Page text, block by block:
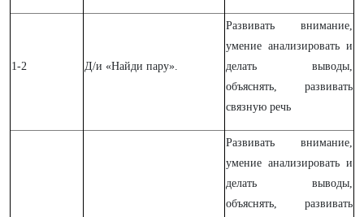
1-2 Д/и «Найди пару».
Развивать внимание,
умение анализировать и
делать выводы,
объяснять, развивать
связную речь
Развивать внимание,
умение анализировать и
делать выводы,
объяснять, развивать